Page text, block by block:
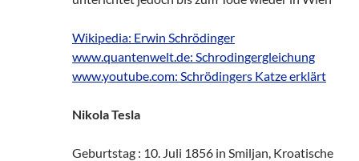
Wikipedia: Erwin Schrödinger
www.quantenwelt.de: Schrodingergleichung
www.youtube.com: Schrödingers Katze erklärt
Nikola Tesla
Geburtstag : 10. Juli 1856 in Smiljan, Kroatische